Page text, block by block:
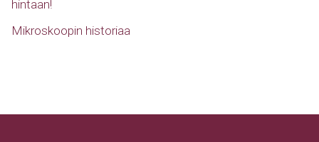
hintaan!
Mikroskoopin historiaa